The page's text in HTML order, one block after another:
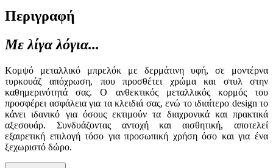
Περιγραφή
Με λίγα λόγια...
Κομψό μεταλλικό μπρελόκ με δερμάτινη υφή, σε μοντέρνα
τυρκουάζ απόχρωση, που προσθέτει χρώμα και στυλ στην
καθημερινότητά σας. Ο ανθεκτικός μεταλλικός κορμός του
προσφέρει ασφάλεια για τα κλειδιά σας, ενώ το ιδιαίτερο design το
κάνει ιδανικό για όσους εκτιμούν τα διαχρονικά και πρακτικά
αξεσουάρ. Συνδυάζοντας αντοχή και αισθητική, αποτελεί
εξαιρετική επιλογή τόσο για προσωπική χρήση όσο και για ένα
ξεχωριστό δώρο.